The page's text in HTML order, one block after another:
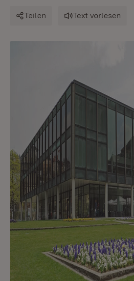
Teilen Text vorlesen